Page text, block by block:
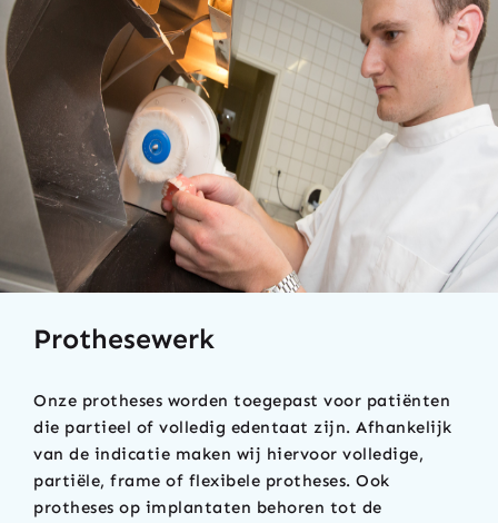
Prothesewerk
Onze protheses worden toegepast voor patiënten
die partieel of volledig edentaat zijn. Afhankelijk
van de indicatie maken wij hiervoor volledige,
partiële, frame of flexibele protheses. Ook
protheses op implantaten behoren tot de